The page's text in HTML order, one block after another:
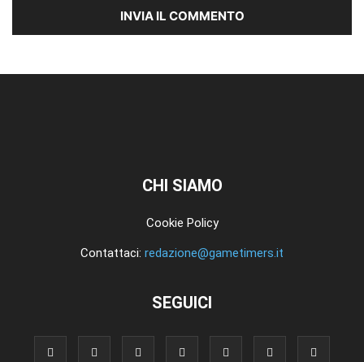
CHI SIAMO
Cookie Policy
Contattaci: redazione@gametimers.it
SEGUICI